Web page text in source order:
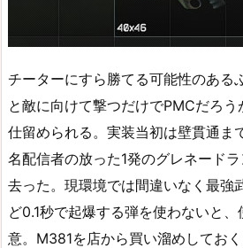
チーターにすら勝てる可能性のある
と敵に向けて撃つだけでPMCだろ
仕留められる。実装当初は壁貫通ま
名配信者の放った1発のグレネード
去った。現環境では間違いなく最強
ど0.1秒で起爆する弾を使わないと
意。M381を店から買い溜めしてお